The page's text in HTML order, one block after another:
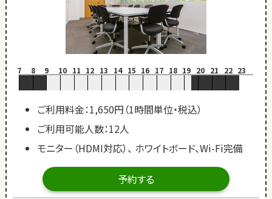
7 8 9 10 11 12 13 14 15 16 17 18 19 20 21 22 23
ご利用料金：1,650円（1時間単位・税込）
ご利用可能人数：12人
モニター（HDMI対応）、 ホワイトボード、Wi-Fi完備
予約する